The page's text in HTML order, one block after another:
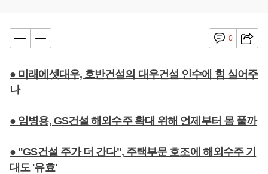
0
● 미래에셋대우, 호반건설의 대우건설 인수에 힘 실어주
나
● 임병용, GS건설 해외수주 확대 위해 언제부터 몸 풀까
● "GS건설 주가 더 간다", 주택부문 호조에 해외수주 기
대도 '유효'